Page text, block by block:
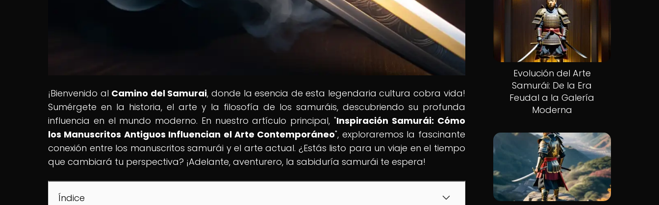
¡Bienvenido al Camino del Samurai, donde la esencia de esta legendaria cultura cobra vida!
Sumérgete en la historia, el arte y la filosofía de los samuráis, descubriendo su profunda
influencia en el mundo moderno. En nuestro artículo principal, "Inspiración Samurái: Cómo
los Manuscritos Antiguos Influencian el Arte Contemporáneo", exploraremos la fascinante
conexión entre los manuscritos samurái y el arte actual. ¿Estás listo para un viaje en el tiempo
que cambiará tu perspectiva? ¡Adelante, aventurero, la sabiduría samurái te espera!
Índice
Evolución del Arte
Samurái: De la Era
Feudal a la Galería
Moderna